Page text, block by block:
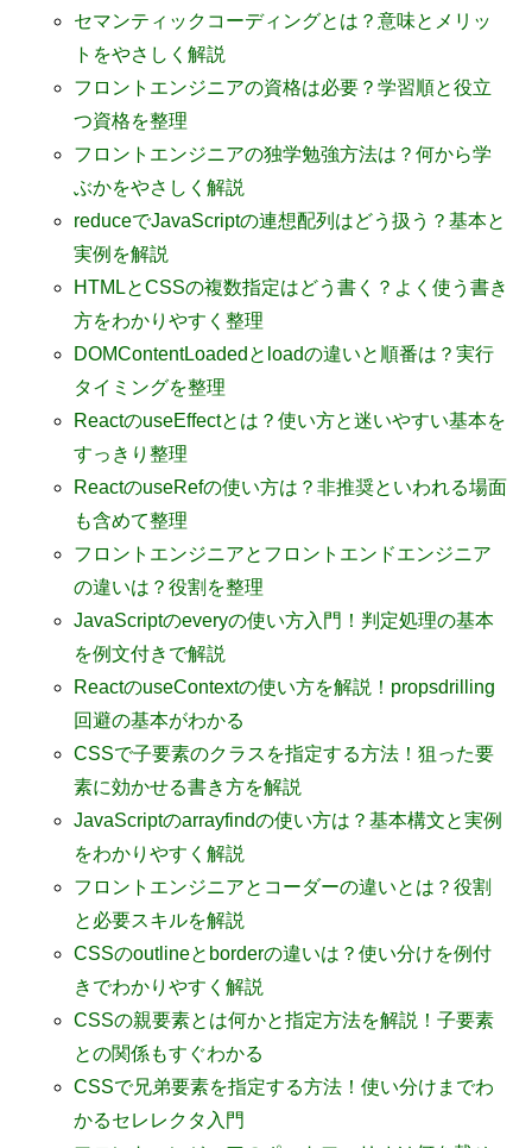
セマンティックコーディングとは？意味とメリッ
トをやさしく解説
フロントエンジニアの資格は必要？学習順と役立
つ資格を整理
フロントエンジニアの独学勉強方法は？何から学
ぶかをやさしく解説
reduceでJavaScriptの連想配列はどう扱う？基本と
実例を解説
HTMLとCSSの複数指定はどう書く？よく使う書き
方をわかりやすく整理
DOMContentLoadedとloadの違いと順番は？実行
タイミングを整理
ReactのuseEffectとは？使い方と迷いやすい基本を
すっきり整理
ReactのuseRefの使い方は？非推奨といわれる場面
も含めて整理
フロントエンジニアとフロントエンドエンジニア
の違いは？役割を整理
JavaScriptのeveryの使い方入門！判定処理の基本
を例文付きで解説
ReactのuseContextの使い方を解説！propsdrilling
回避の基本がわかる
CSSで子要素のクラスを指定する方法！狙った要
素に効かせる書き方を解説
JavaScriptのarrayfindの使い方は？基本構文と実例
をわかりやすく解説
フロントエンジニアとコーダーの違いとは？役割
と必要スキルを解説
CSSのoutlineとborderの違いは？使い分けを例付
きでわかりやすく解説
CSSの親要素とは何かと指定方法を解説！子要素
との関係もすぐわかる
CSSで兄弟要素を指定する方法！使い分けまでわ
かるセレレクタ入門